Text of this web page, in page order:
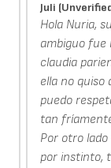
Juli
Hola Nuria,
ambiguo fue
claudia
ella no quiso
puedo
tan
Por otro
por instinto,